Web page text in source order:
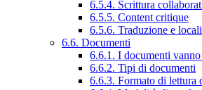
6.5.4. Scrittura
6.5.5. Content critique
6.5.6. Traduzione e
6.6. Documenti
6.6.1. I documenti
6.6.2. Tipi di documenti
6.6.3. Formato di lettura